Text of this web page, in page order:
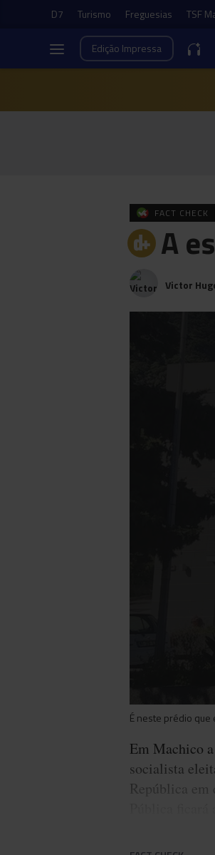
D7 Turismo Freguesias TSF
Edição Impressa
FACT CHECK
A
Victor
É neste prédio que
Em Machico
socialista
República em